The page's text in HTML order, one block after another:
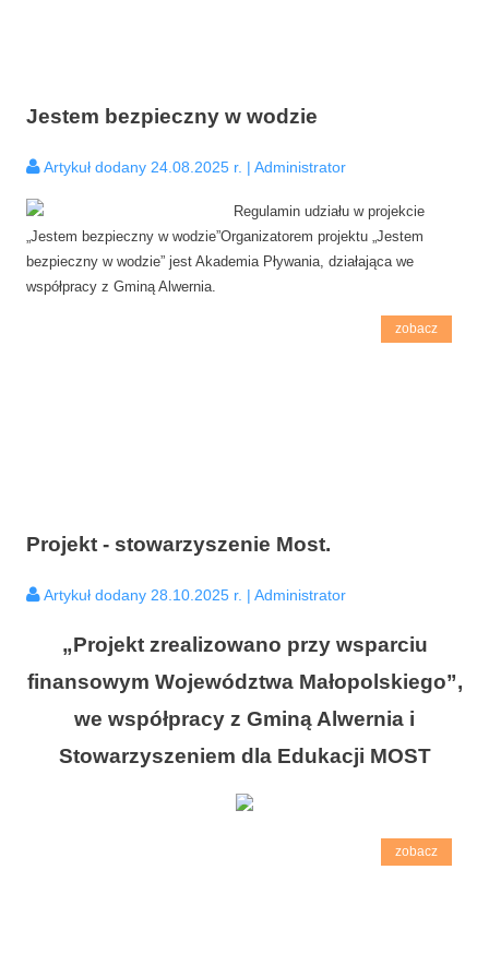
Jestem bezpieczny w wodzie
Artykuł dodany 24.08.2025 r. | Administrator
Regulamin udziału w projekcie
„Jestem bezpieczny w wodzie”Organizatorem projektu „Jestem
bezpieczny w wodzie” jest Akademia Pływania, działająca we
współpracy z Gminą Alwernia.
zobacz
Projekt - stowarzyszenie Most.
Artykuł dodany 28.10.2025 r. | Administrator
„Projekt zrealizowano przy wsparciu
finansowym Województwa Małopolskiego”,
we współpracy z Gminą Alwernia i
Stowarzyszeniem dla Edukacji MOST
zobacz